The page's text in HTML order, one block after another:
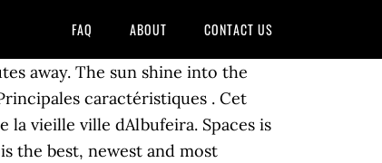
FAQ ABOUT CONTACT US
€ 168,54 kosten wird (basiert auf Preisen von Booking.com). Location meublée Auderghem. le bien joliment meublé et équipé pourra être occupé sans problème par 6 personnes et est disposé comme suit: séjour bien équipé avec canapé-lit pour 2 … La propriété comprend un grand salon, un espace salle à manger, une cuisine moderne équipée, 2 chambres et 2 salles de bains. Visiting Albufeira Marina. maisons et appartements à louer - Albufeira, Portugal : annonces de particulier à particulier et d'agences immobilières. Duplex apartment with 1 bedroom located in private condominium surrounded by gardens and water features near the Marina of Albufeira and all amenities. Comprising large living room with balcony, equipped kitchen, bathroom, bedroom with wardrobe and garage. This is a paragraph. Appartements neufs en front de mer à vendre à Albufeira Algarve est un nouvel appartement actuellement en phase de construction situé à Albufeira Algarve. Marina Albufeira - Apartment located in Albufeira Marina on the ground floor! Mer et Demeures : annonces pour l'immobilier vue mer et bord de mer à la vente sur meretdemeures.com. Portugal • Algarve • Albufeira. Lots of things were closed. 17 oct. 2020 - Logement entier à 185€. This air-conditioned apartment includes a twin bedroom and a private bathroom with a bath, a shower and a hairdryer. This smoke-free apartment building features a marina, an outdoor pool and dry cleaning. 4 256 maisons et appartements à vendre - Albufeira, Portugal, à partir de 13 000 euros de particuliers et agences immobilières. : DPA-1410138. Apartment with excellent view over the marina, with 2 bedrooms, 2 bathrooms with window (1 en-suite), 4 wardrobes, fully equipped kitchen, living/dining room, 3 balconies, communal swimming pool, parking space, central heating, air conditioning and furnished. Habiter au Portugal. Duplex apartment with two bedrooms located in private condominium surrounded by gardens and water features near the Marina of Albufeira and all amenities. Appartement à vendre à Albufeira. Located at the Marina of Albufeira, 0.7 mi away from Pescadores Beach, this self-catering apartment offers access to an outdoor shared pool. Aujourd'hui 12:40. Toutes les commodités sont à quelques pas, les célèbres Praia dos Pescadores, bars, restaurants sont à seulement 200m. From the terrace you can easily walk to the pool area. Trie